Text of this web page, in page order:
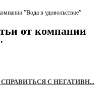
”Вода в удовольствие”
от компании
С НЕГАТИВН...